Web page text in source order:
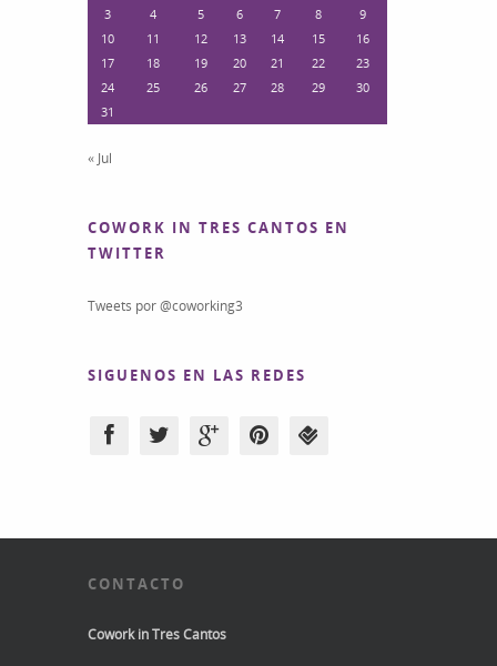
3
4 5 6 7 8
9
10
11 12 13 14 15
16
17
18 19 20 21 22
23
24
25 26 27 28 29
30
31
« Jul
COWORK IN TRES CANTOS EN
TWITTER
Tweets por @coworking3
SIGUENOS EN LAS REDES
CONTACTO
Cowork in Tres Cantos